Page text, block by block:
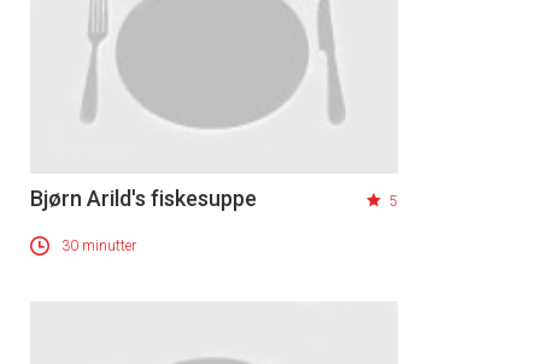
Bjørn Arild's fiskesuppe 5
30 minutter